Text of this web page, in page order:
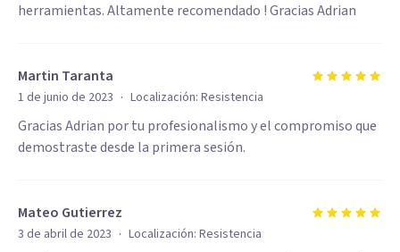
herramientas. Altamente recomendado ! Gracias Adrian
Martin Taranta
1 de junio de 2023 · Localización: Resistencia
Gracias Adrian por tu profesionalismo y el compromiso que
demostraste desde la primera sesión.
Mateo Gutierrez
3 de abril de 2023 · Localización: Resistencia